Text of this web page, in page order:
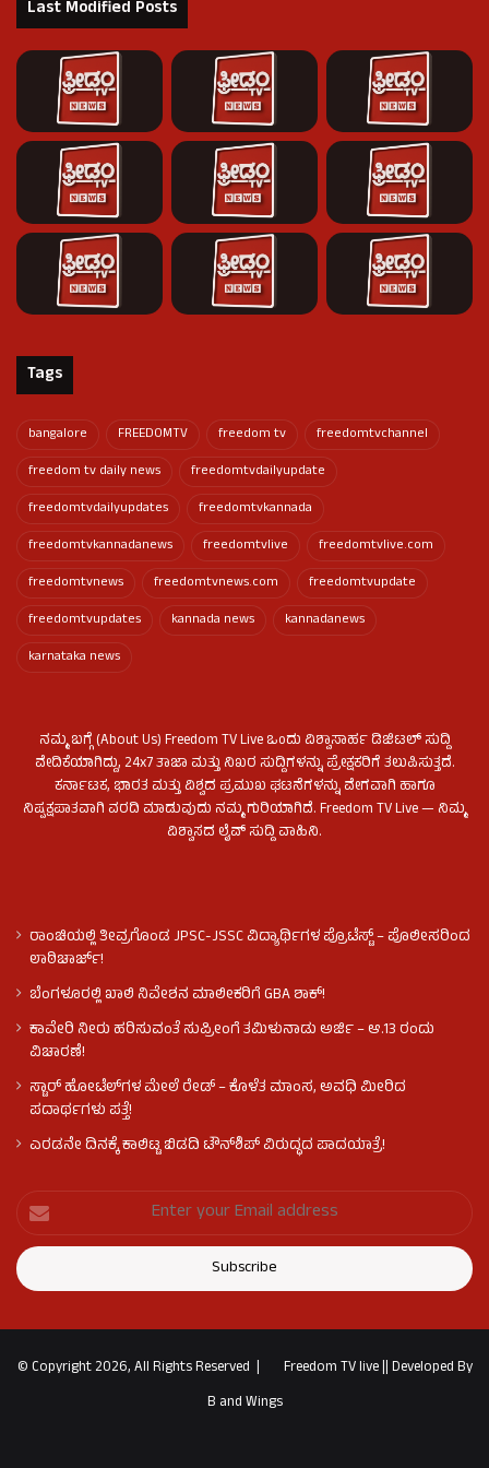
Last Modified Posts
Tags
bangalore FREEDOMTV freedom tv
freedomtvchannel
freedom tv daily news
freedomtvdailyupdate
freedomtvdailyupdates
freedomtvkannada
freedomtvkannadanews
freedomtvlive
freedomtvlive.com
freedomtvnews
freedomtvnews.com
freedomtvupdate
freedomtvupdates
kannada news
kannadanews
karnataka news
ನಮ್ಮ ಬಗ್ಗೆ (About Us) Freedom TV Live ಒಂದು ವಿಶ್ವಾಸಾರ್ಹ ಡಿಜಿಟಲ್ ಸುದ್ದಿ
ವೇದಿಕೆಯಾಗಿದ್ದು, 24x7 ತಾಜಾ ಮತ್ತು ನಿಖರ ಸುದ್ದಿಗಳನ್ನು ಪ್ರೇಕ್ಷಕರಿಗೆ ತಲುಪಿಸುತ್ತದೆ.
ಕರ್ನಾಟಕ, ಭಾರತ ಮತ್ತು ವಿಶ್ವದ ಪ್ರಮುಖ ಘಟನೆಗಳನ್ನು ವೇಗವಾಗಿ ಹಾಗೂ
ನಿಷ್ಪಕ್ಷಪಾತವಾಗಿ ವರದಿ ಮಾಡುವುದು ನಮ್ಮ ಗುರಿಯಾಗಿದೆ. Freedom TV Live — ನಿಮ್ಮ
ವಿಶ್ವಾಸದ ಲೈವ್ ಸುದ್ದಿ ವಾಹಿನಿ.
ರಾಂಚಿಯಲ್ಲಿ ತೀವ್ರಗೊಂಡ JPSC-JSSC ವಿದ್ಯಾರ್ಥಿಗಳ ಪ್ರೊಟೆಸ್ಟ್ – ಪೊಲೀಸರಿಂದ
ಲಾಠಿಚಾರ್ಜ್!
ಬೆಂಗಳೂರಲ್ಲಿ ಖಾಲಿ ನಿವೇಶನ ಮಾಲೀಕರಿಗೆ GBA ಶಾಕ್!
ಕಾವೇರಿ ನೀರು ಹರಿಸುವಂತೆ ಸುಪ್ರೀಂಗೆ ತಮಿಳುನಾಡು ಅರ್ಜಿ – ಆ.13 ರಂದು
ವಿಚಾರಣೆ!
ಸ್ಟಾರ್ ಹೋಟೆಲ್​​​ಗಳ ಮೇಲೆ ರೇಡ್ – ಕೊಳೆತ ಮಾಂಸ, ಅವಧಿ ಮೀರಿದ
ಪದಾರ್ಥಗಳು ಪತ್ತೆ!
ಎರಡನೇ ದಿನಕ್ಕೆ ಕಾಲಿಟ್ಟ ಬಿಡದಿ ಟೌನ್​ಶಿಪ್ ವಿರುದ್ಧದ ಪಾದಯಾತ್ರೆ!
© Copyright 2026, All Rights Reserved | Freedom TV live||Developed By
B and Wings